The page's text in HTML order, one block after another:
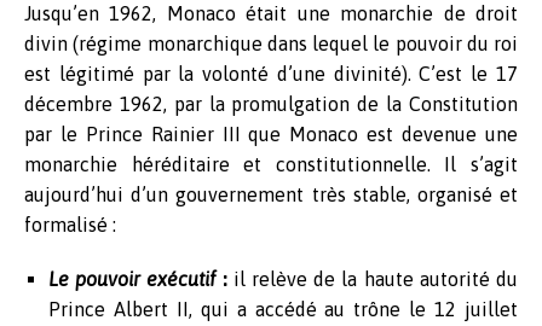
Jusqu’en 1962, Monaco était une monarchie de droit
divin (régime monarchique dans lequel le pouvoir du roi
est légitimé par la volonté d’une divinité). C’est le 17
décembre 1962, par la promulgation de la Constitution
par le Prince Rainier III que Monaco est devenue une
monarchie héréditaire et constitutionnelle. Il s’agit
aujourd’hui d’un gouvernement très stable, organisé et
formalisé :
Le pouvoir exécutif: il relève de la haute autorité du
Prince Albert II, qui a accédé au trône le 12 juillet